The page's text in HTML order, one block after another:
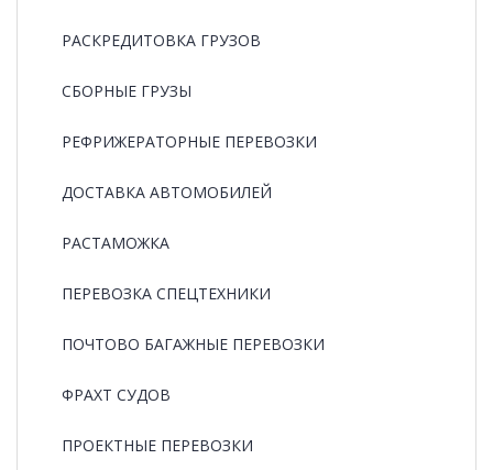
РАCКРЕДИТОВКА ГРУЗОВ
СБОРНЫЕ ГРУЗЫ
РЕФРИЖЕРАТОРНЫЕ ПЕРЕВОЗКИ
ДОСТАВКА АВТОМОБИЛЕЙ
РАСТАМОЖКА
ПЕРЕВОЗКА СПЕЦТЕХНИКИ
ПОЧТОВО БАГАЖНЫЕ ПЕРЕВОЗКИ
ФРАХТ СУДОВ
ПРОЕКТНЫЕ ПЕРЕВОЗКИ